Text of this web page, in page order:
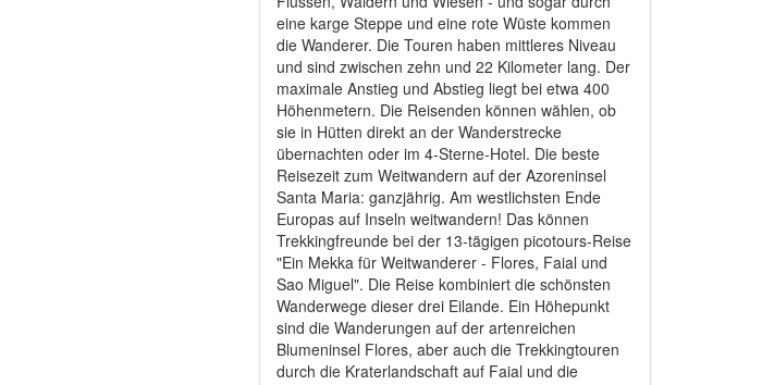
eine karge Steppe und eine rote Wüste kommen
die Wanderer. Die Touren haben mittleres Niveau
und sind zwischen zehn und 22 Kilometer lang. Der
maximale Anstieg und Abstieg liegt bei etwa 400
Höhenmetern. Die Reisenden können wählen, ob
sie in Hütten direkt an der Wanderstrecke
übernachten oder im 4-Sterne-Hotel. Die beste
Reisezeit zum Weitwandern auf der Azoreninsel
Santa Maria: ganzjährig. Am westlichsten Ende
Europas auf Inseln weitwandern! Das können
Trekkingfreunde bei der 13-tägigen picotours-Reise
"Ein Mekka für Weitwanderer - Flores, Faial und
Sao Miguel". Die Reise kombiniert die schönsten
Wanderwege dieser drei Eilande. Ein Höhepunkt
sind die Wanderungen auf der artenreichen
Blumeninsel Flores, aber auch die Trekkingtouren
durch die Kraterlandschaft auf Faial und die